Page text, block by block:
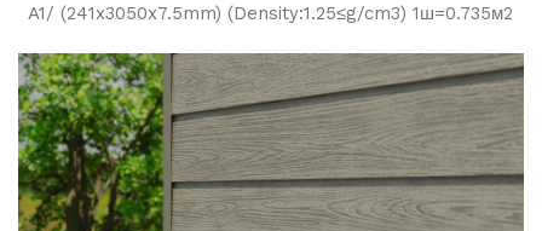
A1/ (241x3050x7.5mm) (Density:1.25≤g/cm3) 1ш=0.735м2